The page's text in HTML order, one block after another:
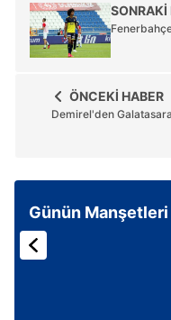
SONRAKİ
ÖNCEKİ HABER
Demirel'den
Günün Manşetleri